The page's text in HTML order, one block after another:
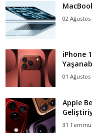
02 Ağustos
iPhone
01 Ağustos
Apple
31